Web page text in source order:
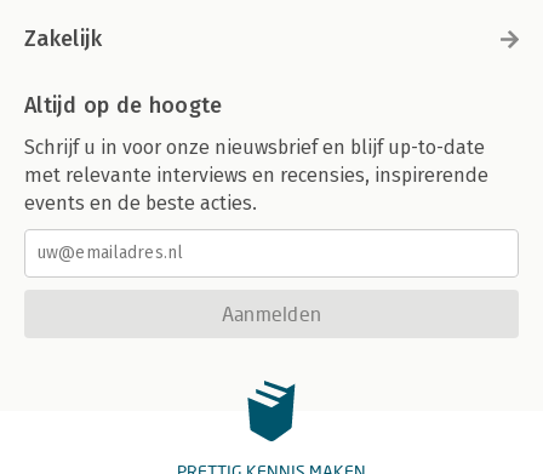
Zakelijk
Altijd op de hoogte
Schrijf u in voor onze nieuwsbrief en blijf up-to-date
met relevante interviews en recensies, inspirerende
events en de beste acties.
Aanmelden